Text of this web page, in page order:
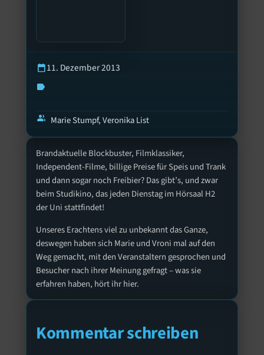
Brandaktuelle Blockbuster, Filmklassiker,
Independent-Filme, billige Preise für Speis und Trank
und dann sogar noch Freibier? Das gibt’s, und zwar
beim Studikino, das jeden Dienstag im Hörsaal H2
der Uni stattfindet!
Unseres Erachtens viel zu unbekannt das Ganze,
deswegen haben sich Marie und Vroni mal auf den
Weg gemacht, mit den Veranstaltern gesprochen und
Besucher nach ihrer Meinung gefragt – was sie
erfahren haben, hört ihr hier.
Kommentar schreiben
calendar_today11. Dezember 2013
label
group Marie Stumpf, Veronika List